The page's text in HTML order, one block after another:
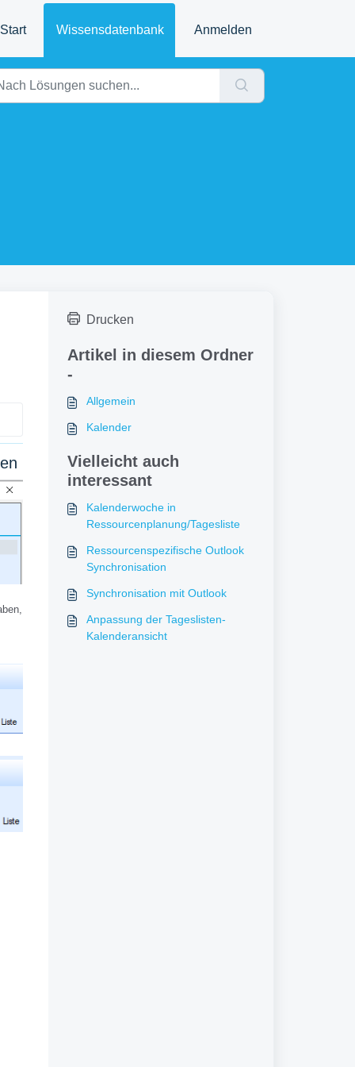
Start Wissensdatenbank Anmelden
Drucken
Artikel in diesem Ordner
-
Allgemein
Kalender
Vielleicht auch
interessant
Kalenderwoche in
Ressourcenplanung/Tagesliste
Ressourcenspezifische Outlook
Synchronisation
Synchronisation mit Outlook
Anpassung der Tageslisten-
Kalenderansicht